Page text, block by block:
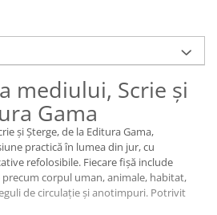
mediului, Scrie și
Gama
și Șterge, de la Editura Gama,
practică în lumea din jur, cu
refolosibile. Fiecare fișă include
corpul uman, animale, habitat,
de circulație și anotimpuri. Potrivit